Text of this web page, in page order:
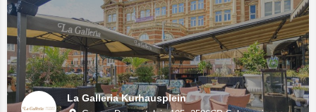
La Galleria Kurhausplein